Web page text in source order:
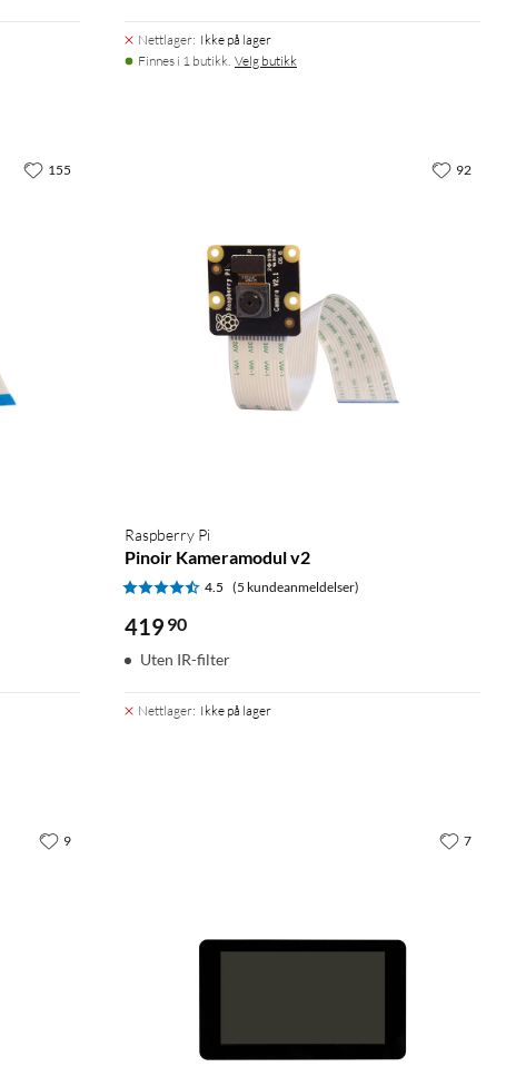
Nettlager: Ikke på lager
Finnes i 1 butikk. Velg butikk
155
Raspberry Pi
Pinoir Kameramodul v2
4.5 (5 kundeanmeldelser)
419 90
Uten IR-filter
Nettlager: Ikke på lager
92
9 7